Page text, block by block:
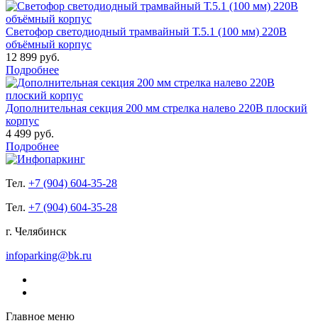
Светофор светодиодный трамвайный Т.5.1 (100 мм) 220В
объёмный корпус
12 899 руб.
Подробнее
Дополнительная секция 200 мм стрелка налево 220В плоский
корпус
4 499 руб.
Подробнее
Тел. +7 (904) 604-35-28
Тел. +7 (904) 604-35-28
г. Челябинск
infoparking@bk.ru
Главное меню